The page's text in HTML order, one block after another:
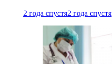
2 года спустя2 года спустя